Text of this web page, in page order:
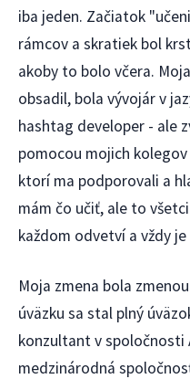
iba jeden. Začiatok
rámcov a skratiek bol
akoby to bolo včera.
obsadil, bola vývojár v
hashtag developer - ale
pomocou mojich
ktorí ma podporovali a
mám čo učiť, ale to
každom odvetví a vždy
Moja zmena bola
úväzku sa stal plný
konzultant v spoločnosti
medzinárodná